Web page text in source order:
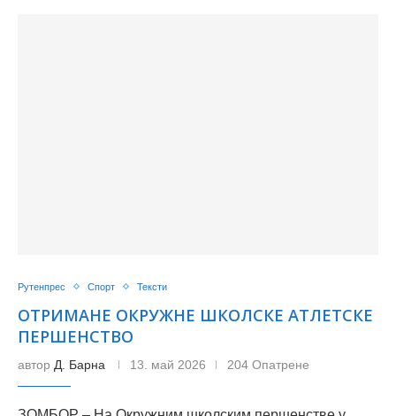
Рутенпрес Спорт Тексти
ОТРИМАНЕ ОКРУЖНЕ ШКОЛСКЕ АТЛЕТСКЕ
ПЕРШЕНСТВО
автор Д. Барна 13. май 2026 204 Опатрене